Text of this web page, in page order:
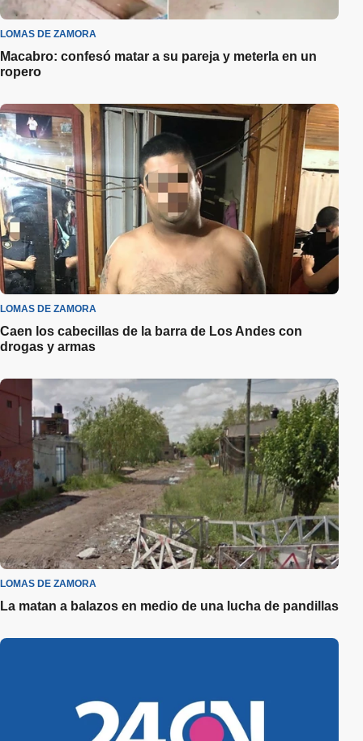
LOMAS DE ZAMORA
Macabro: confesó matar a su pareja y meterla en un
ropero
LOMAS DE ZAMORA
Caen los cabecillas de la barra de Los Andes con
drogas y armas
LOMAS DE ZAMORA
La matan a balazos en medio de una lucha de pandillas